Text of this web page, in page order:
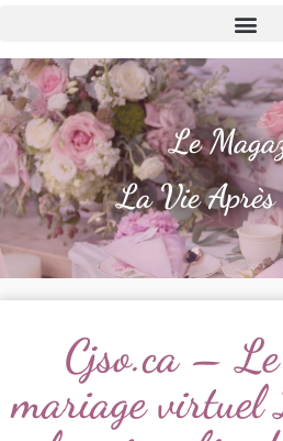
Le
La Vie
Cjso.ca –
mariage virtuel